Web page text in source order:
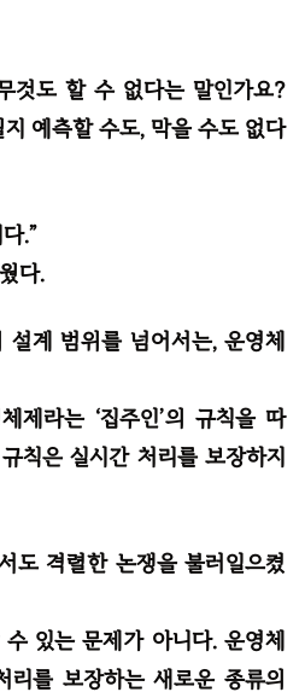
것도 할 수 없다는 말인가요?
예측할 수도, 막을 수도 없다
.”
다.
계 범위를 넘어서는, 운영체
제라는 ‘집주인’의 규칙을 따
칙은 실시간 처리를 보장하지
도 격렬한 논쟁을 불러일으켰
있는 문제가 아니다. 운영체
리를 보장하는 새로운 종류의